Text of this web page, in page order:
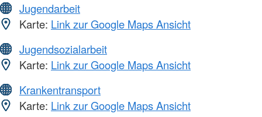
Jugendarbeit
Karte: Link zur Google Maps Ansicht
Jugendsozialarbeit
Karte: Link zur Google Maps Ansicht
Krankentransport
Karte: Link zur Google Maps Ansicht